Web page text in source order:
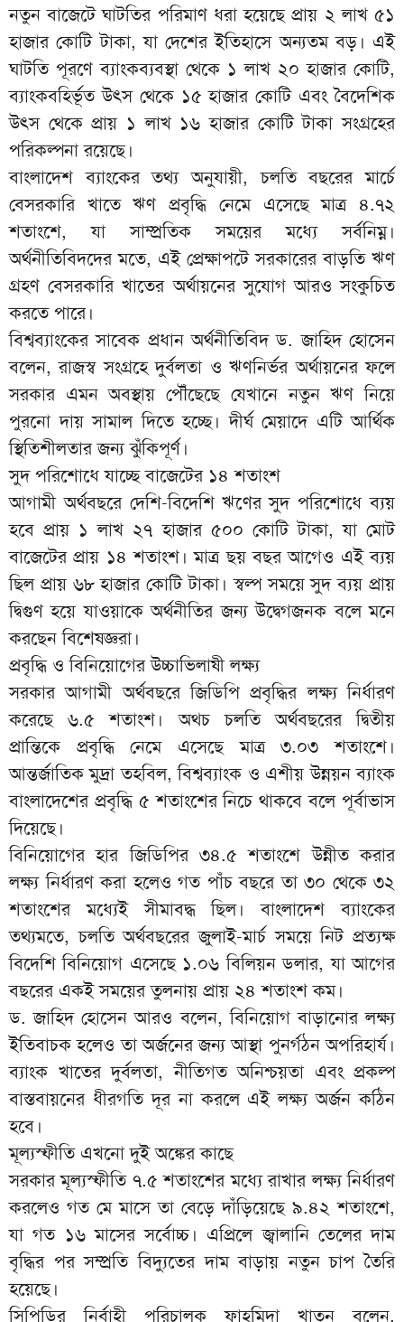
নতুন বাজেটে ঘাটতির পরিমাণ ধরা হয়েছে প্রায় ২ লাখ ৫১
হাজার কোটি টাকা, যা দেশের ইতিহাসে অন্যতম বড়। এই
ঘাটতি পূরণে ব্যাংকব্যবস্থা থেকে ১ লাখ ২০ হাজার কোটি,
ব্যাংকবহির্ভূত উৎস থেকে ১৫ হাজার কোটি এবং বৈদেশিক
উৎস থেকে প্রায় ১ লাখ ১৬ হাজার কোটি টাকা সংগ্রহের
পরিকল্পনা রয়েছে।
বাংলাদেশ ব্যাংকের তথ্য অনুযায়ী, চলতি বছরের মার্চে
বেসরকারি খাতে ঋণ প্রবৃদ্ধি নেমে এসেছে মাত্র ৪.৭২
শতাংশে, যা সাম্প্রতিক সময়ের মধ্যে সর্বনিম্ন।
অর্থনীতিবিদদের মতে, এই প্রেক্ষাপটে সরকারের বাড়তি ঋণ
গ্রহণ বেসরকারি খাতের অর্থায়নের সুযোগ আরও সংকুচিত
করতে পারে।
বিশ্বব্যাংকের সাবেক প্রধান অর্থনীতিবিদ ড. জাহিদ হোসেন
বলেন, রাজস্ব সংগ্রহে দুর্বলতা ও ঋণনির্ভর অর্থায়নের ফলে
সরকার এমন অবস্থায় পৌঁছেছে যেখানে নতুন ঋণ নিয়ে
পুরনো দায় সামাল দিতে হচ্ছে। দীর্ঘ মেয়াদে এটি আর্থিক
স্থিতিশীলতার জন্য ঝুঁকিপূর্ণ।
সুদ পরিশোধে যাচ্ছে বাজেটের ১৪ শতাংশ
আগামী অর্থবছরে দেশি-বিদেশি ঋণের সুদ পরিশোধে ব্যয়
হবে প্রায় ১ লাখ ২৭ হাজার ৫০০ কোটি টাকা, যা মোট
বাজেটের প্রায় ১৪ শতাংশ। মাত্র ছয় বছর আগেও এই ব্যয়
ছিল প্রায় ৬৮ হাজার কোটি টাকা। স্বল্প সময়ে সুদ ব্যয় প্রায়
দ্বিগুণ হয়ে যাওয়াকে অর্থনীতির জন্য উদ্বেগজনক বলে মনে
করছেন বিশেষজ্ঞরা।
প্রবৃদ্ধি ও বিনিয়োগের উচ্চাভিলাষী লক্ষ্য
সরকার আগামী অর্থবছরে জিডিপি প্রবৃদ্ধির লক্ষ্য নির্ধারণ
করেছে ৬.৫ শতাংশ। অথচ চলতি অর্থবছরের দ্বিতীয়
প্রান্তিকে প্রবৃদ্ধি নেমে এসেছে মাত্র ৩.০৩ শতাংশে।
আন্তর্জাতিক মুদ্রা তহবিল, বিশ্বব্যাংক ও এশীয় উন্নয়ন ব্যাংক
বাংলাদেশের প্রবৃদ্ধি ৫ শতাংশের নিচে থাকবে বলে পূর্বাভাস
দিয়েছে।
বিনিয়োগের হার জিডিপির ৩৪.৫ শতাংশে উন্নীত করার
লক্ষ্য নির্ধারণ করা হলেও গত পাঁচ বছরে তা ৩০ থেকে ৩২
শতাংশের মধ্যেই সীমাবদ্ধ ছিল। বাংলাদেশ ব্যাংকের
তথ্যমতে, চলতি অর্থবছরের জুলাই-মার্চ সময়ে নিট প্রত্যক্ষ
বিদেশি বিনিয়োগ এসেছে ১.০৬ বিলিয়ন ডলার, যা আগের
বছরের একই সময়ের তুলনায় প্রায় ২৪ শতাংশ কম।
ড. জাহিদ হোসেন আরও বলেন, বিনিয়োগ বাড়ানোর লক্ষ্য
ইতিবাচক হলেও তা অর্জনের জন্য আস্থা পুনর্গঠন অপরিহার্য।
ব্যাংক খাতের দুর্বলতা, নীতিগত অনিশ্চয়তা এবং প্রকল্প
বাস্তবায়নের ধীরগতি দূর না করলে এই লক্ষ্য অর্জন কঠিন
হবে।
মূল্যস্ফীতি এখনো দুই অঙ্কের কাছে
সরকার মূল্যস্ফীতি ৭.৫ শতাংশের মধ্যে রাখার লক্ষ্য নির্ধারণ
করলেও গত মে মাসে তা বেড়ে দাঁড়িয়েছে ৯.৪২ শতাংশে,
যা গত ১৬ মাসের সর্বোচ্চ। এপ্রিলে জ্বালানি তেলের দাম
বৃদ্ধির পর সম্প্রতি বিদ্যুতের দাম বাড়ায় নতুন চাপ তৈরি
হয়েছে।
সিপিডির নির্বাহী পরিচালক ফাহমিদা খাতুন বলেন,